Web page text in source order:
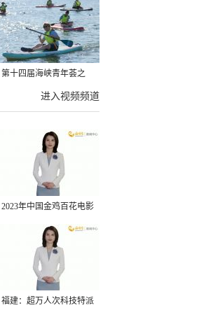
第十四届海峡青年荟之
2026榕台青年大学生水上
进入视频频道
2023年中国金鸡百花电影
节有福电影巡展31日启动
福建：超万人次科技特派